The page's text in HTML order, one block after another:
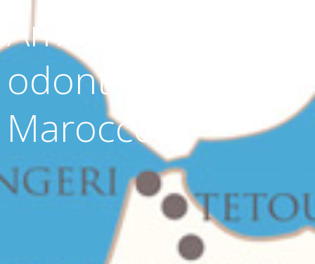
Ambulatorio
odontoiatrico in
Marocco